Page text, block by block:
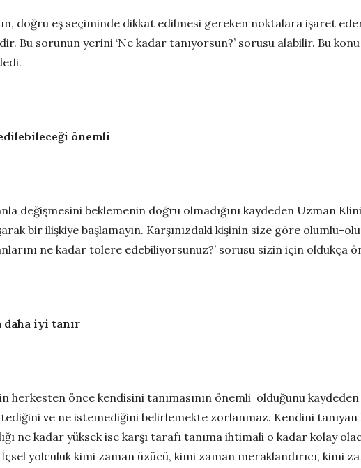
doğru eş seçiminde dikkat edilmesi gereken noktalara işaret
Bu sorunun yerini ‘Ne kadar tanıyorsun?’ sorusu alabilir. Bu konu
önemli
değişmesini beklemenin doğru olmadığını kaydeden Uzman
bir ilişkiye başlamayın. Karşınızdaki kişinin size göre olumlu-
ne kadar tolere edebiliyorsunuz?’ sorusu sizin için oldukça
daha iyi tanır
herkesten önce kendisini tanımasının önemli olduğunu
ve ne istemediğini belirlemekte zorlanmaz. Kendini tanıyan
ne kadar yüksek ise karşı tarafı tanıma ihtimali o kadar kolay
yolculuk kimi zaman üzücü, kimi zaman meraklandırıcı, kimi